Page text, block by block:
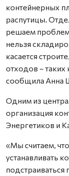
контейнерных
распутицы.
решаем
нельзя
касается
отходов –
сообщила Анна
Одним из
организация
Энергетиков и
«Мы считаем,
устанавливать
подстраиваться